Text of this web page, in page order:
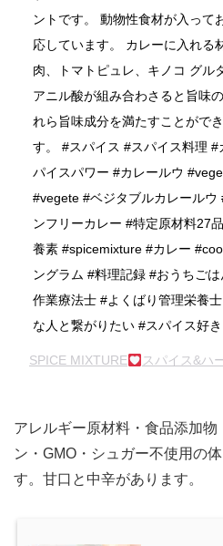
ントです。 動物性食材が入って
応しています。 カレーに入れる
肉、トマトピュレ、キノコ グル
アニル酸が組み合わさると旨味
れら旨味成分を満たすことがで
す。 #スパイス #スパイス料理
パイスパワー #カレールウ
#vegete #ベジタブルカレールウ
ンフリーカレー #特定原材料27
養素 #spicemixture #カレー
ングラム #料理記録 #おうちご
作業療法士 #よくばり管理栄養
な人と繋がりたい #スパイス好き
SPICE MIXTURE スパイス&ハ
アレルギー原材料・食品添加
ン・GMO・シュガー不使用の
す。甘口と中辛があります。